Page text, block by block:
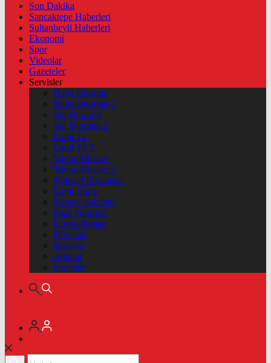
Son Dakika
Sancaktepe Haberleri
Sultanbeyli Haberleri
Ekonomi
Spor
Videolar
Gazeteler
Servisler
Hava Durumu
Hava Durumu 2
Yol Durumu
Yol Durumu 2
Canlı Tv
Canlı Tv 2
Yayın Akışları
Yayın Akışları 2
Nöbetçi Eczaneler
Canlı Borsa
Namaz Vakitleri
Puan Durumu
Kripto Paralar
Dövizler
Hisseler
Altınlar
Pariteler